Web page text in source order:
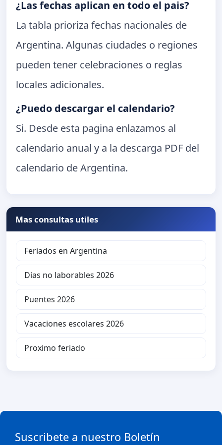
¿Las fechas aplican en todo el pais?
La tabla prioriza fechas nacionales de
Argentina. Algunas ciudades o regiones
pueden tener celebraciones o reglas
locales adicionales.
¿Puedo descargar el calendario?
Si. Desde esta pagina enlazamos al
calendario anual y a la descarga PDF del
calendario de Argentina.
Mas consultas utiles
Feriados en Argentina
Dias no laborables 2026
Puentes 2026
Vacaciones escolares 2026
Proximo feriado
Suscribete a nuestro Boletín